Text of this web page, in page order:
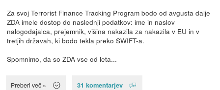
Za svoj Terrorist Finance Tracking Program bodo od avgusta dalje
ZDA imele dostop do naslednji podatkov: ime in naslov
nalogodajalca, prejemnik, višina nakazila za nakazila v EU in v
tretjih državah, ki bodo tekla preko SWIFT-a.
Spomnimo, da so ZDA vse od leta...
Preberi več » 31 komentarjev